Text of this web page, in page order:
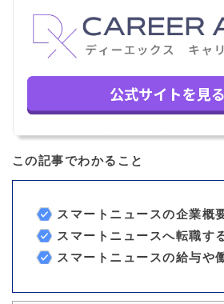
この記事でわかること
スマートニュースの企業概
スマートニュースへ転職す
スマートニュースの給与や